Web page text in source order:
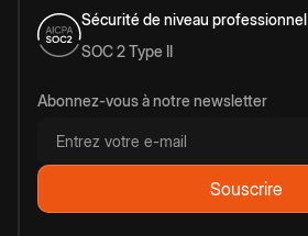
Sécurité de niveau professionnel
SOC 2 Type II
Abonnez-vous à notre newsletter